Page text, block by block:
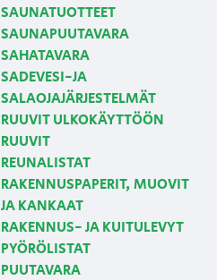
SAUNATUOTTEET
SAUNAPUUTAVARA
SAHATAVARA
SADEVESI-JA
SALAOJAJÄRJESTELMÄT
RUUVIT ULKOKÄYTTÖÖN
RUUVIT
REUNALISTAT
RAKENNUSPAPERIT, MUOVIT
JA KANKAAT
RAKENNUS- JA KUITULEVYT
PYÖRÖLISTAT
PUUTAVARA